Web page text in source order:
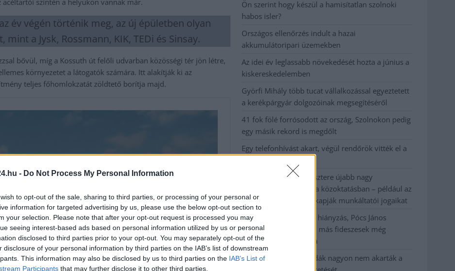
- Do Not Process My Personal Information
to opt-out of the sale, sharing to third parties, or processing of your personal or
information for targeted advertising by us, please use the below opt-out section to
your selection. Please note that after your opt-out request is processed you may
seeing interest-based ads based on personal information utilized by us or personal
disclosed to third parties prior to your opt-out. You may separately opt-out of the
disclosure of your personal information by third parties on the IAB’s list of downstream
This information may also be disclosed by us to third parties on the IAB’s List of
Participants that may further disclose it to other third parties.
szintén a helyükön vannak már.
év végén történik meg, az új épületben olyan
a Jysk, Rossmann, KIK, TEDi és Sinsay.
bővül, míg a Kossuth út felőli udvarban közösségi tér jön létre,
környezetet a látogatók számára. Itt alakítják ki az
teljes főhomlokzatát zöldtető borítja majd.
Ön szerint hogy készül a hamisítatlan szolnoki
habos isler?
Országos ellenőrzés indult a hazai
akkumulátoripari üzemekben
Az idei év leglassabb növekedését hozta a június a
kiskereskedelemben
Györfi Mihály több tucat vállalkozással egyeztetett
a kerékpárgyár dolgozóinak megsegítéséről
41 fok fölé forrósodott az ország, Szolnokon pedig
egy másik rekord is megdőlt
Egy telefonhívást akart, végül rendőrök vitték el a
A Tisza kormány minisztere újabb nagy
változásokról döntött a közoktatásban – például az
iskolaigazgatók visszakapják munkáltatói jogaikat
Sok volt az igazolatlan hiányzás, Pócs János
fizetéslevonást kapott, más fideszesek még
kevesebbet vittek haza
A Szolnok megyei gazdák nagyon nem akarták a